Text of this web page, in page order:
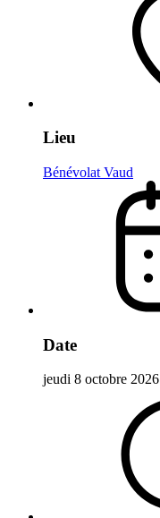
Lieu
Bénévolat Vaud
Date
jeudi 8 octobre 2026